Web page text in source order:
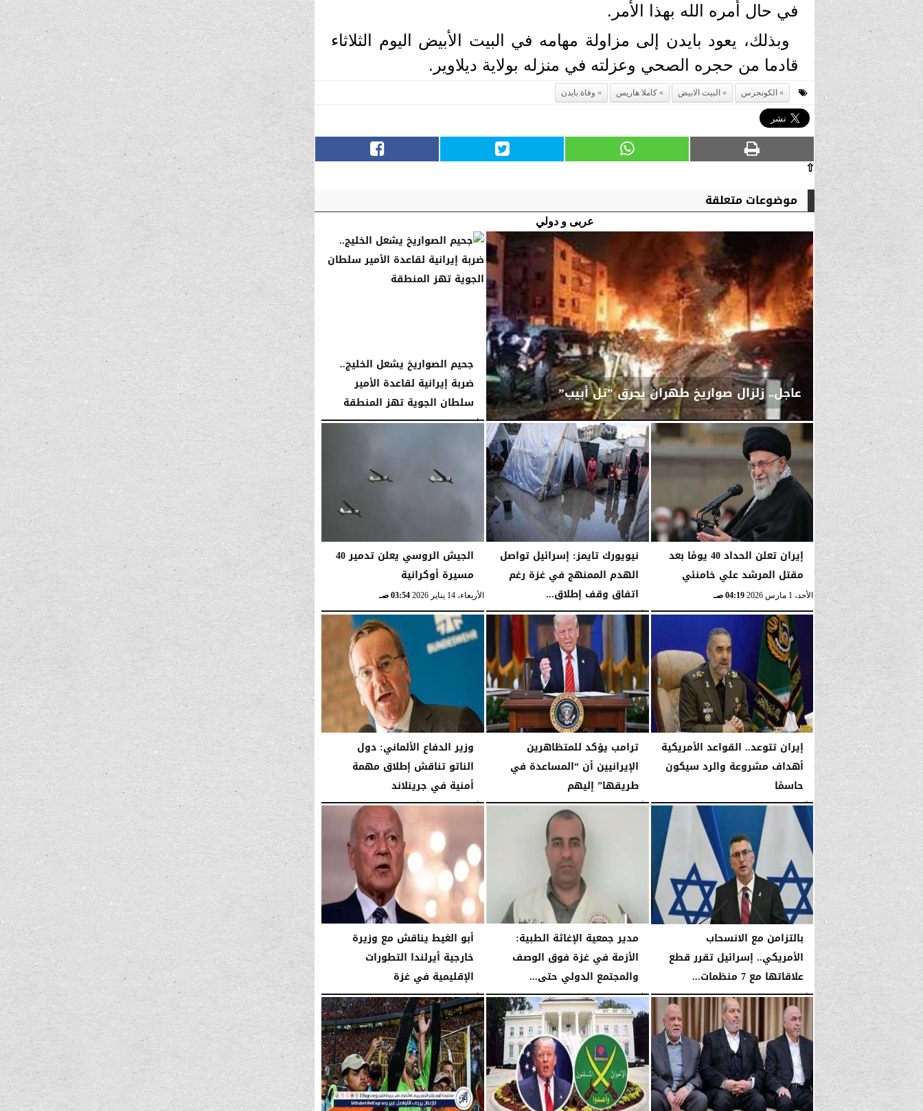
في حال أمره الله بهذا الأمر.
وبذلك، يعود بايدن إلى مزاولة مهامه في البيت الأبيض اليوم الثلاثاء
قادما من حجره الصحي وعزلته في منزله بولاية ديلاوير.
الكونجرس البيت الابيض كاملا هاريس وفاة بايدن
⇧
موضوعات متعلقة
عربى و دولي
عاجل.. زلزال صواريخ طهران يحرق ”تل أبيب”
04:23 صـ
جحيم الصواريخ يشعل الخليج..
ضربة إيرانية لقاعدة الأمير
سلطان الجوية تهز المنطقة
الأحد، 1 مارس 2026 04:22 صـ
إيران تعلن الحداد 40 يومًا بعد
مقتل المرشد علي خامنئي
الأحد، 1 مارس 2026 04:19 صـ
نيويورك تايمز: إسرائيل تواصل
الهدم الممنهج في غزة رغم
اتفاق وقف إطلاق...
الأربعاء، 14 يناير 2026 03:56 صـ
الجيش الروسي يعلن تدمير 40
مسيرة أوكرانية
الأربعاء، 14 يناير 2026 03:54 صـ
إيران تتوعد.. القواعد الأمريكية
أهداف مشروعة والرد سيكون
حاسمًا
الأربعاء، 14 يناير 2026 03:53 صـ
ترامب يؤكد للمتظاهرين
الإيرانيين أن “المساعدة في
طريقها” إليهم
الأربعاء، 14 يناير 2026 03:53 صـ
وزير الدفاع الألماني: دول
الناتو تناقش إطلاق مهمة
أمنية في جرينلاند
الأربعاء، 14 يناير 2026 03:52 صـ
بالتزامن مع الانسحاب
الأمريكي.. إسرائيل تقرر قطع
علاقاتها مع 7 منظمات...
الأربعاء، 14 يناير 2026 03:52 صـ
مدير جمعية الإغاثة الطبية:
الأزمة في غزة فوق الوصف
والمجتمع الدولي حتى...
الأربعاء، 14 يناير 2026 03:52 صـ
أبو الغيط يناقش مع وزيرة
خارجية أيرلندا التطورات
الإقليمية في غزة
الأربعاء، 14 يناير 2026 03:51 صـ